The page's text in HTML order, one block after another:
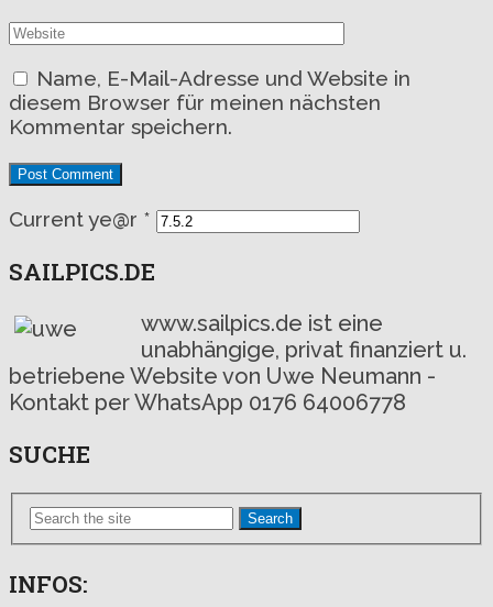
Name, E-Mail-Adresse und Website in
diesem Browser für meinen nächsten
Kommentar speichern.
Current ye@r *
SAILPICS.DE
www.sailpics.de ist eine
unabhängige, privat finanziert u.
betriebene Website von Uwe Neumann -
Kontakt per WhatsApp 0176 64006778
SUCHE
Search
INFOS: